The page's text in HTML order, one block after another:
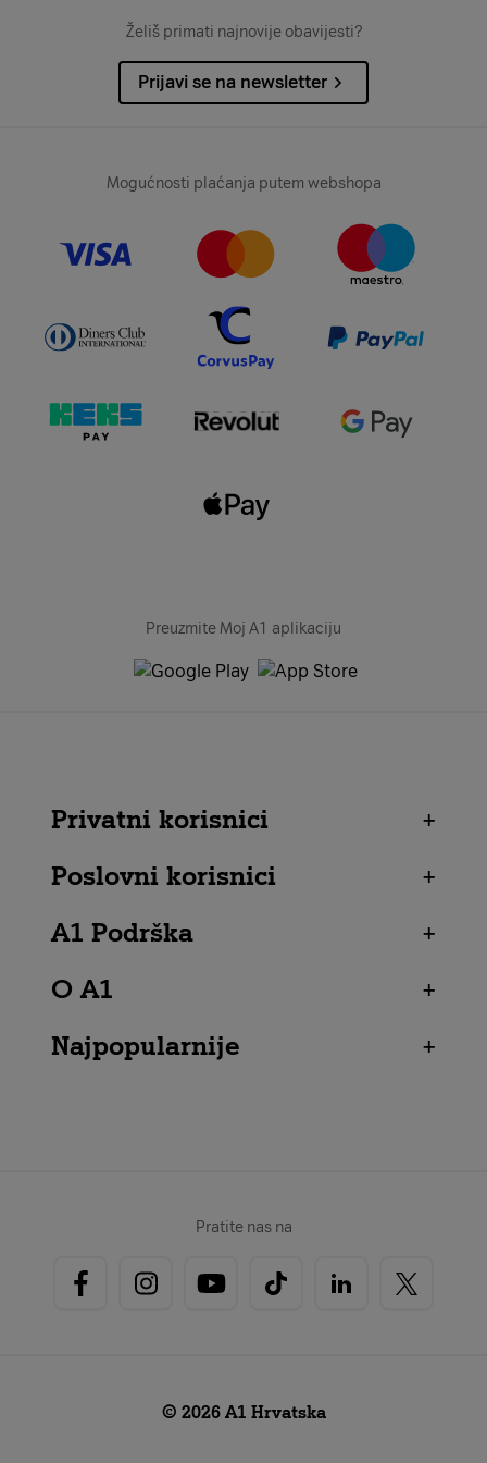
Želiš primati najnovije obavijesti?
Prijavi se na newsletter
Mogućnosti plaćanja putem webshopa
Preuzmite Moj A1 aplikaciju
Privatni korisnici
+
Poslovni korisnici
+
A1 Podrška
+
O A1
+
Najpopularnije
+
Pratite nas na
© 2026 A1 Hrvatska